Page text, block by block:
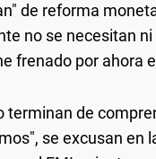
de reforma
no se necesitan
frenado por ahora
terminan de
se excusan en